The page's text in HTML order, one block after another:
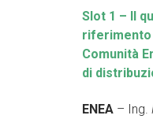
Slot 1 – Il
riferimento
Comunità
di
ENEA – Ing.